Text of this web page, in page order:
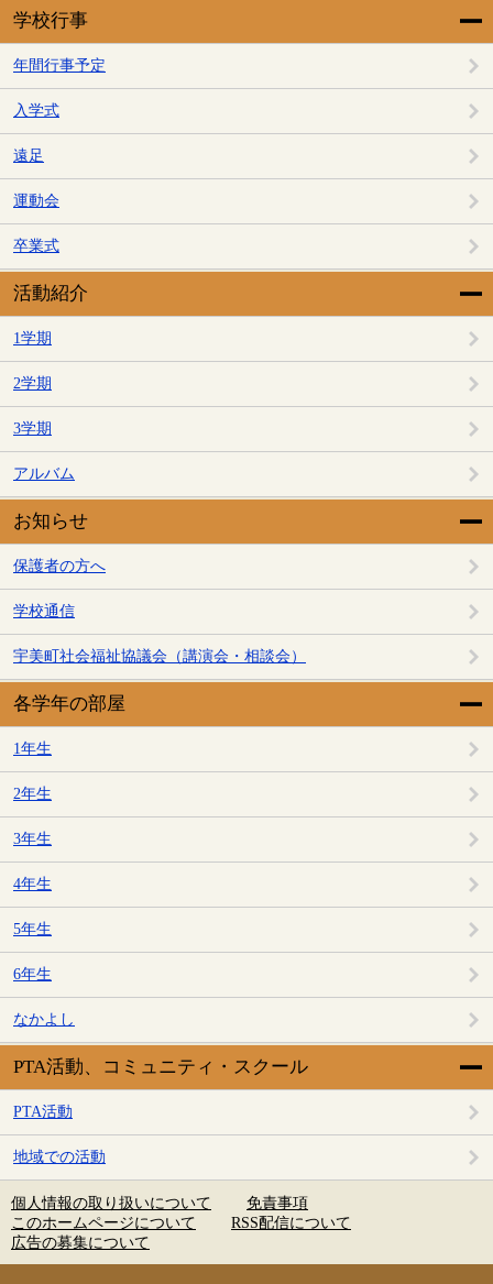
学校行事
年間行事予定
入学式
遠足
運動会
卒業式
活動紹介
1学期
2学期
3学期
アルバム
お知らせ
保護者の方へ
学校通信
宇美町社会福祉協議会（講演会・相談会）
各学年の部屋
1年生
2年生
3年生
4年生
5年生
6年生
なかよし
PTA活動、コミュニティ・スクール
PTA活動
地域での活動
個人情報の取り扱いについて
免責事項
このホームページについて
RSS配信について
広告の募集について